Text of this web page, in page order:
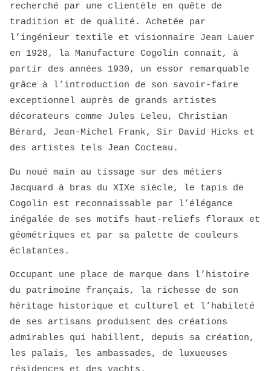
recherché par une clientèle en quête de
tradition et de qualité. Achetée par
l’ingénieur textile et visionnaire Jean Lauer
en 1928, la Manufacture Cogolin connait, à
partir des années 1930, un essor remarquable
grâce à l’introduction de son savoir-faire
exceptionnel auprès de grands artistes
décorateurs comme Jules Leleu, Christian
Bérard, Jean-Michel Frank, Sir David Hicks et
des artistes tels Jean Cocteau.
Du noué main au tissage sur des métiers
Jacquard à bras du XIXe siècle, le tapis de
Cogolin est reconnaissable par l’élégance
inégalée de ses motifs haut-reliefs floraux et
géométriques et par sa palette de couleurs
éclatantes.
Occupant une place de marque dans l’histoire
du patrimoine français, la richesse de son
héritage historique et culturel et l’habileté
de ses artisans produisent des créations
admirables qui habillent, depuis sa création,
les palais, les ambassades, de luxueuses